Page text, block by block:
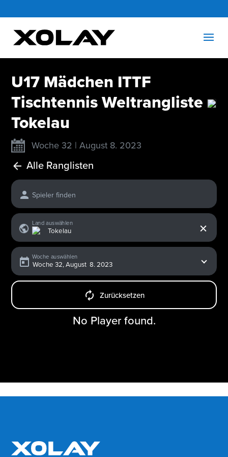
U17 Mädchen ITTF
Tischtennis Weltrangliste
Tokelau
Woche 32 | August 8. 2023
Alle Ranglisten
Spieler finden
Land auswählen
Woche auswählen
Zurücksetzen
No Player found.